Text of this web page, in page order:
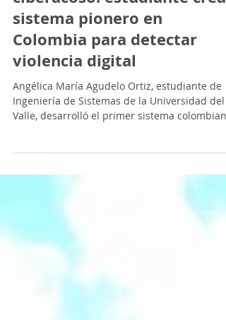
25 nov 2025 5 min de lectura
Enfoque de género
Innovación contra el
ciberacoso: estudiante crea
sistema pionero en
Colombia para detectar
Ingeniería de Sistemas de la Universidad del
para detectar ciberacoso en Twitter/X usando
inteligencia artificial. Su prototipo identifica
jergas locales, clasifica mensajes agresivos
el respeto en los entornos digitales del país.